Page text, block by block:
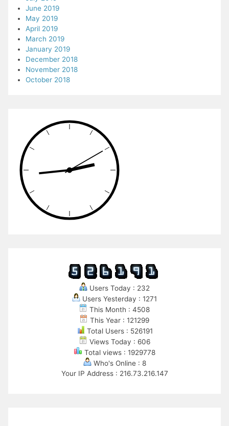
June 2019
May 2019
April 2019
March 2019
January 2019
December 2018
November 2018
October 2018
Users Today : 232
Users Yesterday : 1271
This Month : 4508
This Year : 121299
Total Users : 526191
Views Today : 606
Total views : 1929778
Who's Online : 8
Your IP Address : 216.73.216.147